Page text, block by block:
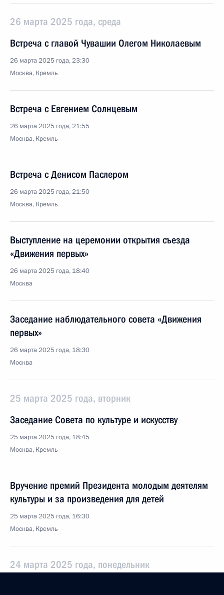
26 марта 2025 года, среда
Встреча с главой Чувашии Олегом Николаевым
26 марта 2025 года, 23:30
Москва, Кремль
Встреча с Евгением Солнцевым
26 марта 2025 года, 21:55
Москва, Кремль
Встреча с Денисом Паслером
26 марта 2025 года, 21:50
Москва, Кремль
Выступление на церемонии открытия съезда
«Движения первых»
26 марта 2025 года, 18:40
Москва
Заседание наблюдательного совета «Движения
первых»
26 марта 2025 года, 18:30
Москва
25 марта 2025 года, вторник
Заседание Совета по культуре и искусству
25 марта 2025 года, 18:45
Москва, Кремль
Вручение премий Президента молодым деятелям
культуры и за произведения для детей
25 марта 2025 года, 16:30
Москва, Кремль
24 марта 2025 года, понедельник